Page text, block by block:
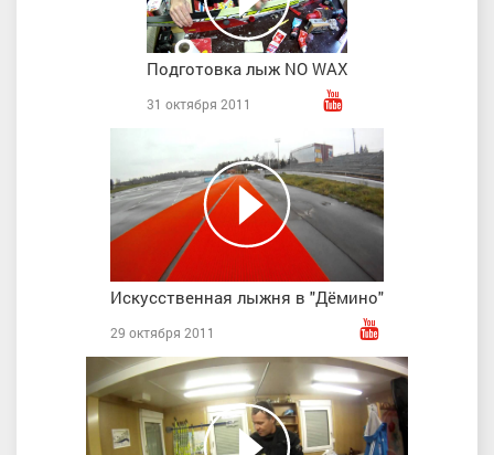
Подготовка лыж NO WAX
31 октября 2011
Искусственная лыжня в "Дёмино"
29 октября 2011